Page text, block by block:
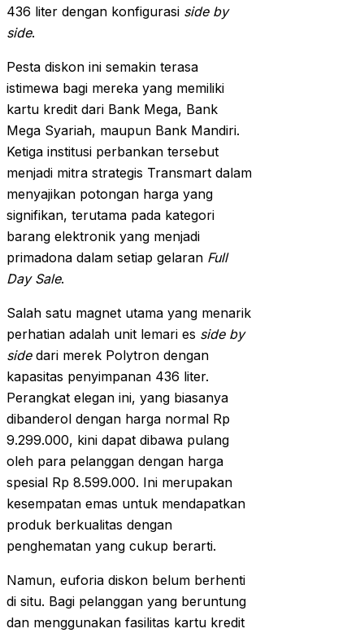
436 liter dengan konfigurasi side by
side.
Pesta diskon ini semakin terasa
istimewa bagi mereka yang memiliki
kartu kredit dari Bank Mega, Bank
Mega Syariah, maupun Bank Mandiri.
Ketiga institusi perbankan tersebut
menjadi mitra strategis Transmart dalam
menyajikan potongan harga yang
signifikan, terutama pada kategori
barang elektronik yang menjadi
primadona dalam setiap gelaran Full
Day Sale.
Salah satu magnet utama yang menarik
perhatian adalah unit lemari es side by
sidedari merek Polytron dengan
kapasitas penyimpanan 436 liter.
Perangkat elegan ini, yang biasanya
dibanderol dengan harga normal Rp
9.299.000, kini dapat dibawa pulang
oleh para pelanggan dengan harga
spesial Rp 8.599.000. Ini merupakan
kesempatan emas untuk mendapatkan
produk berkualitas dengan
penghematan yang cukup berarti.
Namun, euforia diskon belum berhenti
di situ. Bagi pelanggan yang beruntung
dan menggunakan fasilitas kartu kredit